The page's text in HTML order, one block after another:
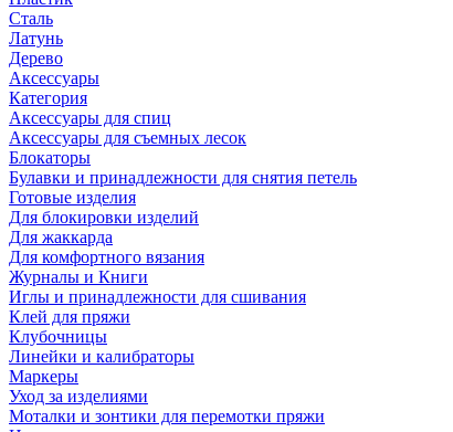
Сталь
Латунь
Дерево
Аксессуары
Категория
Аксессуары для спиц
Аксессуары для съемных лесок
Блокаторы
Булавки и принадлежности для снятия петель
Готовые изделия
Для блокировки изделий
Для жаккарда
Для комфортного вязания
Журналы и Книги
Иглы и принадлежности для сшивания
Клей для пряжи
Клубочницы
Линейки и калибраторы
Маркеры
Уход за изделиями
Моталки и зонтики для перемотки пряжи